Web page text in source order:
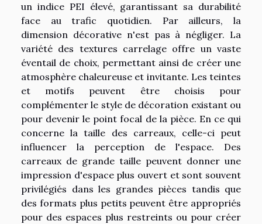
un indice PEI élevé, garantissant sa durabilité
face au trafic quotidien. Par ailleurs, la
dimension décorative n'est pas à négliger. La
variété des textures carrelage offre un vaste
éventail de choix, permettant ainsi de créer une
atmosphère chaleureuse et invitante. Les teintes
et motifs peuvent être choisis pour
complémenter le style de décoration existant ou
pour devenir le point focal de la pièce. En ce qui
concerne la taille des carreaux, celle-ci peut
influencer la perception de l'espace. Des
carreaux de grande taille peuvent donner une
impression d'espace plus ouvert et sont souvent
privilégiés dans les grandes pièces tandis que
des formats plus petits peuvent être appropriés
pour des espaces plus restreints ou pour créer